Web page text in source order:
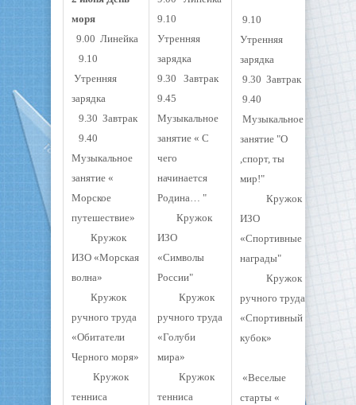
моря
9.00 Линейка
9.10
Утренняя
зарядка
9.30 Завтрак
9.40
Музыкальное
занятие «
Морское
путешествие»
Кружок
ИЗО «Морская
волна»
Кружок
ручного труда
«Обитатели
Черного моря»
Кружок
тенниса
9.10
Утренняя
зарядка
9.30 Завтрак
9.45
Музыкальное
занятие « С
чего
начинается
Родина… "
Кружок
ИЗО
«Символы
России"
Кружок
ручного труда
«Голуби
мира»
Кружок
тенниса
9.10
Утренняя
зарядка
9.30 Завтрак
9.40
Музыкальное
занятие "О
,спорт, ты
мир!"
Кружок
ИЗО
«Спортивные
награды"
Кружок
ручного труда
«Спортивный
кубок»
«Веселые
старты «